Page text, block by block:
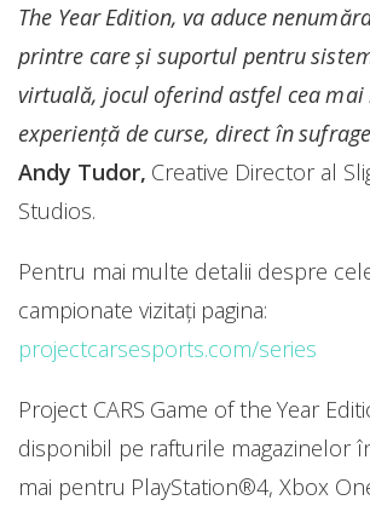
The Year Edition, va aduce
printre care și suportul pentru
virtuală, jocul oferind astfel cea
experiență de curse, direct în
Andy Tudor, Creative Director al
Studios.
Pentru mai multe detalii despre
campionate vizitați pagina:
projectcarsesports.com/series
Project CARS Game of the Year
disponibil pe rafturile magazinelor
mai pentru PlayStation®4, Xbox